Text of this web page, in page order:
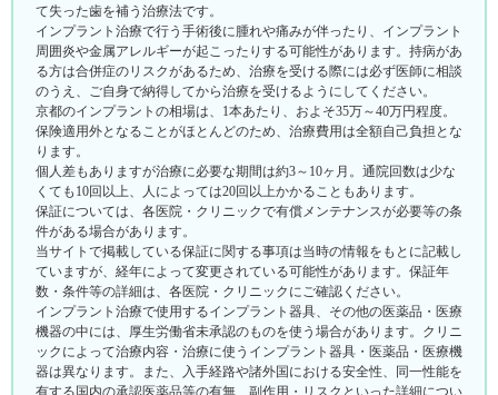
て失った歯を補う治療法です。
インプラント治療で行う手術後に腫れや痛みが伴ったり、インプラント
周囲炎や金属アレルギーが起こったりする可能性があります。持病があ
る方は合併症のリスクがあるため、治療を受ける際には必ず医師に相談
のうえ、ご自身で納得してから治療を受けるようにしてください。
京都のインプラントの相場は、1本あたり、およそ35万～40万円程度。
保険適用外となることがほとんどのため、治療費用は全額自己負担とな
ります。
個人差もありますが治療に必要な期間は約3～10ヶ月。通院回数は少な
くても10回以上、人によっては20回以上かかることもあります。
保証については、各医院・クリニックで有償メンテナンスが必要等の条
件がある場合があります。
当サイトで掲載している保証に関する事項は当時の情報をもとに記載し
ていますが、経年によって変更されている可能性があります。保証年
数・条件等の詳細は、各医院・クリニックにご確認ください。
インプラント治療で使用するインプラント器具、その他の医薬品・医療
機器の中には、厚生労働省未承認のものを使う場合があります。クリニ
ックによって治療内容・治療に使うインプラント器具・医薬品・医療機
器は異なります。また、入手経路や諸外国における安全性、同一性能を
有する国内の承認医薬品等の有無、副作用・リスクといった詳細につい